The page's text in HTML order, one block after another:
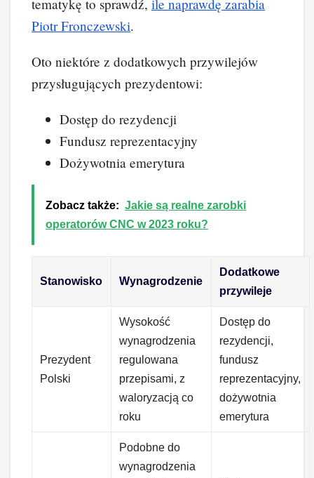
tematykę to sprawdź, ile naprawdę zarabia
Piotr Fronczewski.
Oto niektóre z dodatkowych przywilejów
przysługujących prezydentowi:
Dostęp do rezydencji
Fundusz reprezentacyjny
Dożywotnia emerytura
Zobacz także: Jakie są realne zarobki
operatorów CNC w 2023 roku?
Stanowisko Wynagrodzenie
Dodatkowe
przywileje
Prezydent
Polski
Wysokość
wynagrodzenia
regulowana
przepisami, z
waloryzacją co
roku
Dostęp do
rezydencji,
fundusz
reprezentacyjny,
dożywotnia
emerytura
Podobne do
wynagrodzenia